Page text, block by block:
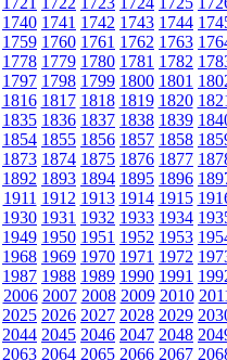
1740 1741 1742 1743 1744
1759 1760 1761 1762 1763
1778 1779 1780 1781 1782
1797 1798 1799 1800 1801
1816 1817 1818 1819 1820
1835 1836 1837 1838 1839
1854 1855 1856 1857 1858
1873 1874 1875 1876 1877
1892 1893 1894 1895 1896
1911 1912 1913 1914 1915
1930 1931 1932 1933 1934
1949 1950 1951 1952 1953
1968 1969 1970 1971 1972
1987 1988 1989 1990 1991
2006 2007 2008 2009 2010
2025 2026 2027 2028 2029
2044 2045 2046 2047 2048
2063 2064 2065 2066 2067